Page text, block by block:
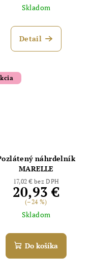
Skladom
Detail
náhrdelník
MARELLE
17,02 € bez DPH
20,93 €
(–24 %)
Skladom
Do košíka